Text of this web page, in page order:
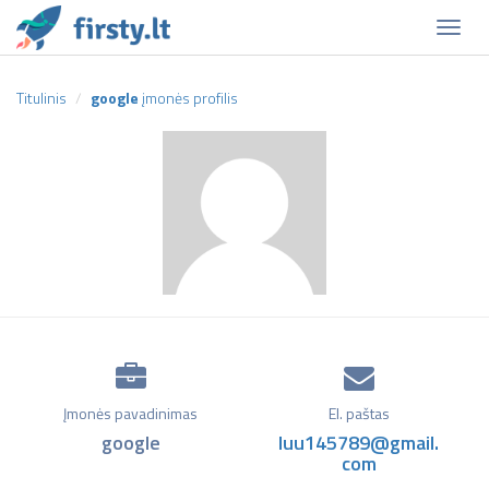
Titulinis google įmonės profilis
Įmonės pavadinimas
google
El. paštas
luu145789@gmail.
com